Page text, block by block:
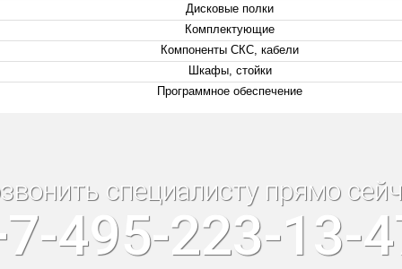
Дисковые полки
Комплектующие
Компоненты СКС, кабели
Шкафы, стойки
Программное обеспечение
специалисту прямо
495-223-13-